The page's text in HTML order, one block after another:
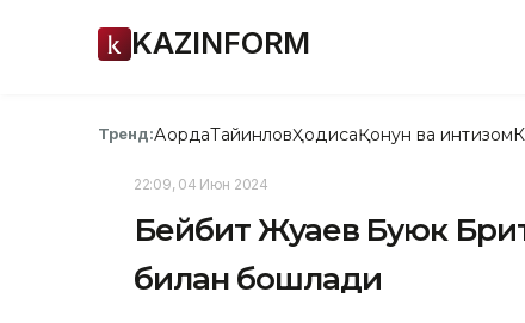
KAZINFORM
Тренд:АқордаТайинловҲодисаҚонун ва интизом
22:09, 04 Июн 2024
Бейбит Жуқаев Буюк
билан бошлади